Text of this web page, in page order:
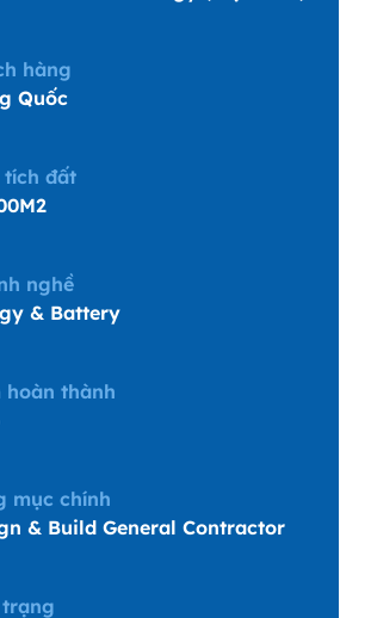
hàng
Quốc
tích đất
nghề
& Battery
hoàn thành
mục chính
& Build General Contractor